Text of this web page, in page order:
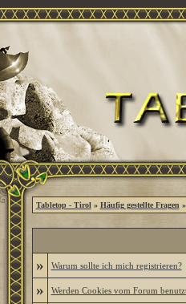
Tabletop - Tirol » Häufig gestellte Fragen
» Warum sollte ich mich registrieren?
» Werden Cookies vom Forum